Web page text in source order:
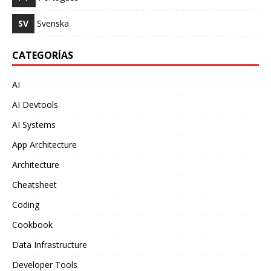
SV Svenska
CATEGORÍAS
AI
AI Devtools
AI Systems
App Architecture
Architecture
Cheatsheet
Coding
Cookbook
Data Infrastructure
Developer Tools